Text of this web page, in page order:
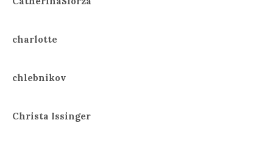
charlotte
chlebnikov
Christa Issinger